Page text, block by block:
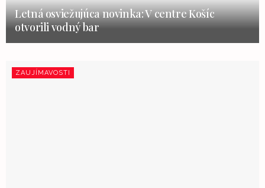
Letná osviežujúca novinka: V centre Košíc
otvorili vodný bar
ZAUJÍMAVOSTI